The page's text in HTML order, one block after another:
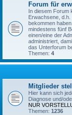
Forum für
In diesem Forum
Erwachsene,
bekommen
mindestens fünf
einen/eine der
administriert,
das Unterforum
Themen: 4
Mitglieder
Hier kann sich
Diagnose und/
NUR
Themen: 1236